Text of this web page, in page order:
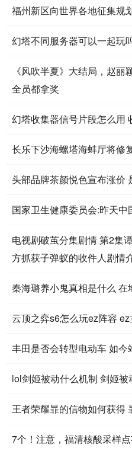
福州新区向世界各地征集规
幻塔不同服务器可以一起玩
《风吹半夏》大结局，赵
全员都拿奖
幻塔收集器信号片段怎么用
长乐下沙海螺塔海蚌厅将修
头部品牌茶颜悦色宣布涨价
国家卫生健康委员会:昨天中
电视剧破茧分集剧情 第2集
方抓获子弹蚁的收件人剧情
秦海璐养小鬼真相是什么
云顶之弈s6怎么玩ez阵容
丰田是否会转型电动车 如
lol剑姬被动什么机制 剑姬
王者荣耀暃的信物如何获得
7个！注意，福清核酸采样